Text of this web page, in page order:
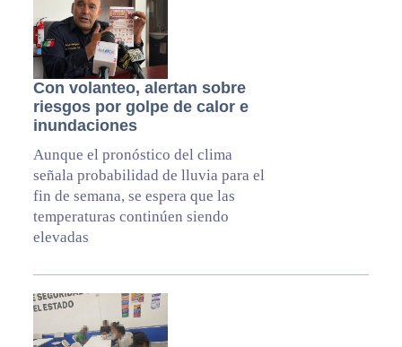
Con volanteo, alertan sobre
riesgos por golpe de calor e
inundaciones
Aunque el pronóstico del clima
señala probabilidad de lluvia para el
fin de semana, se espera que las
temperaturas continúen siendo
elevadas